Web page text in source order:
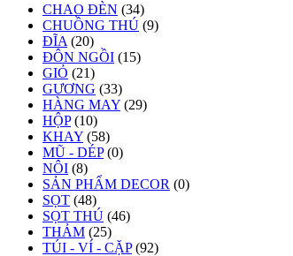
CHAO ĐÈN (34)
CHUỒNG THÚ (9)
ĐĨA (20)
ĐÔN NGỒI (15)
GIỎ (21)
GƯƠNG (33)
HÀNG MAY (29)
HỘP (10)
KHAY (58)
MŨ - DÉP (0)
NÔI (8)
SẢN PHẨM DECOR (0)
SỌT (48)
SỌT THÚ (46)
THẢM (25)
TÚI - VÍ - CẶP (92)